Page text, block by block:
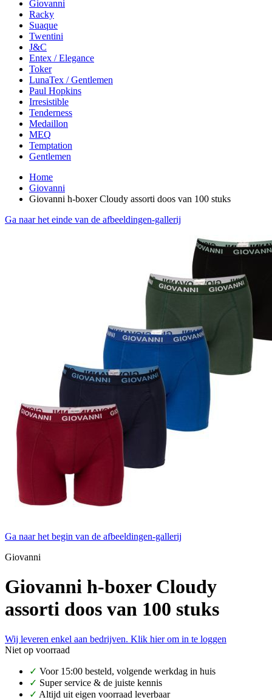
Giovanni
Racky
Suaque
Twentini
J&C
Entex / Elegance
Toker
LunaTex / Gentlemen
Paul Hopkins
Irresistible
Tenderness
Medaillon
MEQ
Temptation
Gentlemen
Home
Giovanni
Giovanni h-boxer Cloudy assorti doos van 100 stuks
Ga naar het einde van de afbeeldingen-gallerij
Ga naar het begin van de afbeeldingen-gallerij
Giovanni
Giovanni h-boxer Cloudy
assorti doos van 100 stuks
Wij leveren enkel aan bedrijven. Klik hier om in te loggen
Niet op voorraad
✓ Voor 15:00 besteld, volgende werkdag in huis
✓ Super service & de juiste kennis
✓ Altijd uit eigen voorraad leverbaar